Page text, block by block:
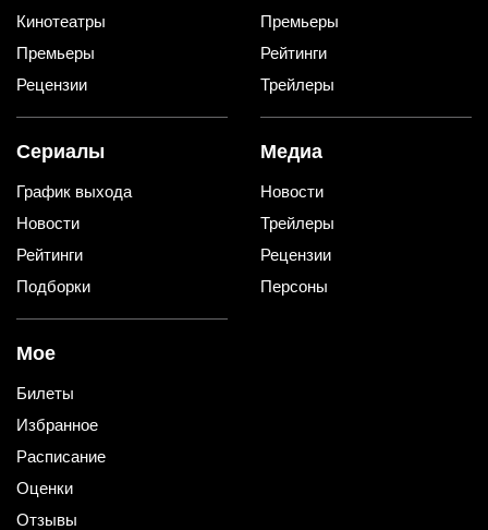
Кинотеатры
Премьеры
Рецензии
Премьеры
Рейтинги
Трейлеры
Сериалы
График выхода
Новости
Рейтинги
Подборки
Медиа
Новости
Трейлеры
Рецензии
Персоны
Мое
Билеты
Избранное
Расписание
Оценки
Отзывы